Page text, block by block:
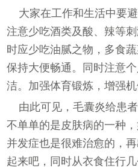
大家在工作和生活中要
注意少吃酒类及酸、辣等
时应少吃油腻之物，多食
保持大便畅通。同时注意
洁。加强体育锻炼，增强机
由此可见，毛囊炎给患
不单单的是皮肤病的一种
并发症也是很难治愈的，
起来吧，同时从衣食住行